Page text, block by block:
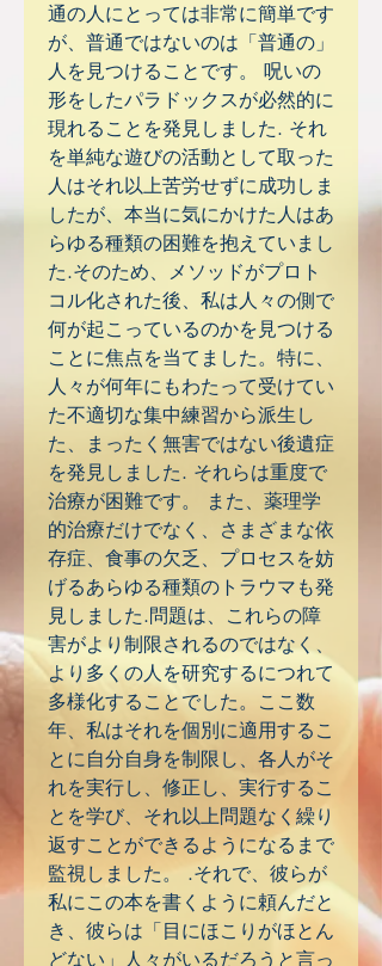
通の人にとっては非常に簡単です
が、普通ではないのは「普通の」
人を見つけることです。 呪いの
形をしたパラドックスが必然的に
現れることを発見しました. それ
を単純な遊びの活動として取った
人はそれ以上苦労せずに成功しま
したが、本当に気にかけた人はあ
らゆる種類の困難を抱えていまし
た.そのため、メソッドがプロト
コル化された後、私は人々の側で
何が起こっているのかを見つける
ことに焦点を当てました。特に、
人々が何年にもわたって受けてい
た不適切な集中練習から派生し
た、まったく無害ではない後遺症
を発見しました. それらは重度で
治療が困難です。 また、薬理学
的治療だけでなく、さまざまな依
存症、食事の欠乏、プロセスを妨
げるあらゆる種類のトラウマも発
見しました.問題は、これらの障
害がより制限されるのではなく、
より多くの人を研究するにつれて
多様化することでした。ここ数
年、私はそれを個別に適用するこ
とに自分自身を制限し、各人がそ
れを実行し、修正し、実行するこ
とを学び、それ以上問題なく繰り
返すことができるようになるまで
監視しました。 .それで、彼らが
私にこの本を書くように頼んだと
き、彼らは「目にほこりがほとん
どない」人々がいるだろうと言っ